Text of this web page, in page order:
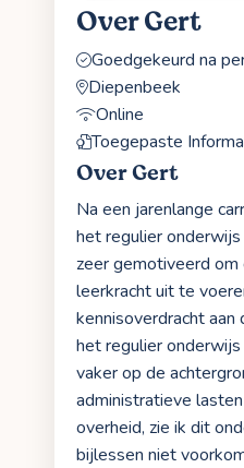
Over Gert
Goedgekeurd na
Diepenbeek
Online
Toegepaste
Over Gert
Na een jarenlange
het regulier
zeer gemotiveerd om
leerkracht uit te
kennisoverdracht aan
het regulier
vaker op de
administratieve
overheid, zie ik dit
bijlessen niet